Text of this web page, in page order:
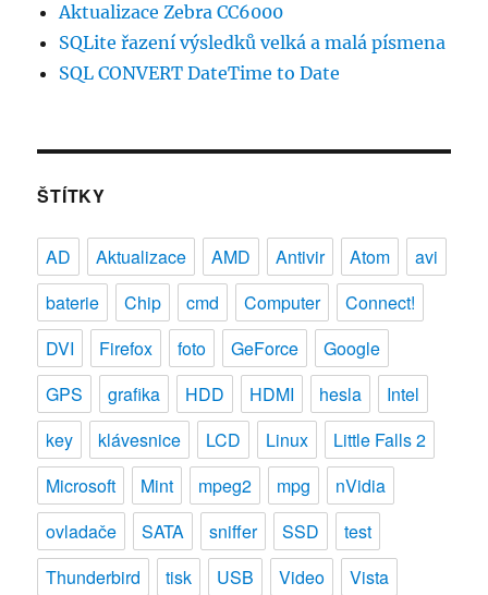
Aktualizace Zebra CC6000
SQLite řazení výsledků velká a malá písmena
SQL CONVERT DateTime to Date
ŠTÍTKY
AD Aktualizace AMD Antivir Atom
avi
baterie
Chip cmd Computer
Connect!
DVI
Firefox foto GeForce
Google
GPS
grafika HDD HDMI hesla
Intel
key
klávesnice LCD Linux
Little Falls 2
Microsoft
Mint mpeg2 mpg
nVidia
ovladače
SATA sniffer SSD
test
Thunderbird
tisk USB Video Vista